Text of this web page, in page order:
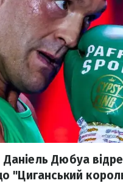
Дюбуа
"Циганський